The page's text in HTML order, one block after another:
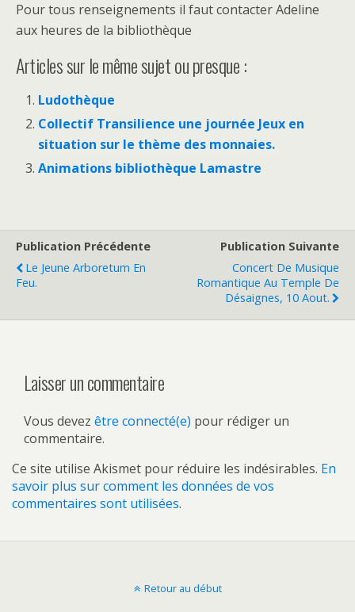
Pour tous renseignements il faut contacter Adeline
aux heures de la bibliothèque
Articles sur le même sujet ou presque :
Ludothèque
Collectif Transilience une journée Jeux en
situation sur le thème des monnaies.
Animations bibliothèque Lamastre
Publication Précédente
Le Jeune Arboretum En
Feu.
Publication Suivante
Concert De Musique
Romantique Au Temple De
Désaignes, 10 Aout.
Laisser un commentaire
Vous devez être connecté(e) pour rédiger un
commentaire.
Ce site utilise Akismet pour réduire les indésirables. En
savoir plus sur comment les données de vos
commentaires sont utilisées.
Retour au début